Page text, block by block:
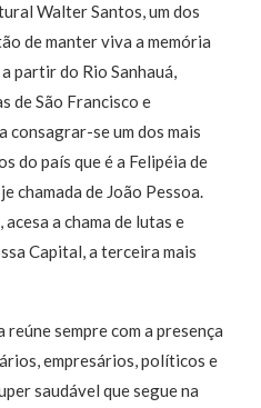
Walter Santos, um dos
de manter viva a memória
partir do Rio Sanhauá,
de São Francisco e
consagrar-se um dos mais
do país que é a Felipéia de
chamada de João Pessoa.
a chama de lutas e
Capital, a terceira mais
sempre com a presença
empresários, políticos e
saudável que segue na